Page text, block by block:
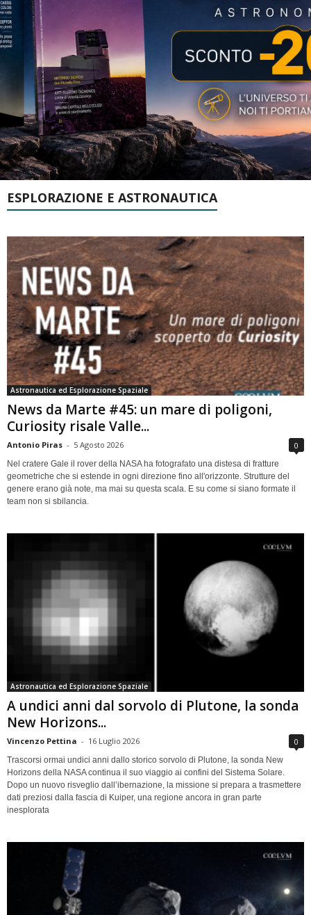
ESPLORAZIONE E ASTRONAUTICA
Astronautica ed Esplorazione Spaziale
News da Marte #45: un mare di poligoni,
Curiosity risale Valle...
Antonio Piras - 5 Agosto 2026 0
Nel cratere Gale il rover della NASA ha fotografato una distesa di fratture
geometriche che si estende in ogni direzione fino all'orizzonte. Strutture del
genere erano già note, ma mai su questa scala. E su come si siano formate il
team non si sbilancia.
Astronautica ed Esplorazione Spaziale
A undici anni dal sorvolo di Plutone, la sonda
New Horizons...
Vincenzo Pettina - 16 Luglio 2026 0
Trascorsi ormai undici anni dallo storico sorvolo di Plutone, la sonda New
Horizons della NASA continua il suo viaggio ai confini del Sistema Solare.
Dopo un nuovo risveglio dall’ibernazione, la missione si prepara a trasmettere
dati preziosi dalla fascia di Kuiper, una regione ancora in gran parte
inesplorata